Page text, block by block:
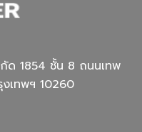
ด 1854 ชั้น 8 ถนนเทพ
เทพฯ 10260